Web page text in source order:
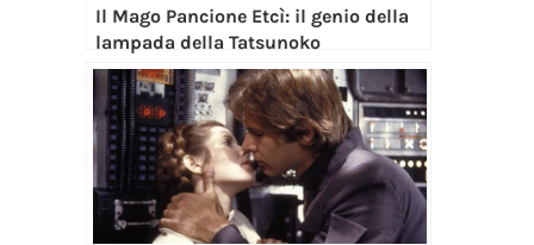
Il Mago Pancione Etcì: il genio della
lampada della Tatsunoko